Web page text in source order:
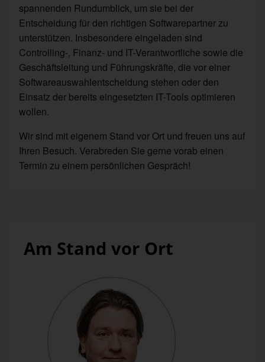
spannenden Rundumblick, um sie bei der
Entscheidung für den richtigen Softwarepartner zu
unterstützen. Insbesondere eingeladen sind
Controlling-, Finanz- und IT-Verantwortliche sowie die
Geschäftsleitung und Führungskräfte, die vor einer
Softwareauswahlentscheidung stehen oder den
Einsatz der bereits eingesetzten IT-Tools optimieren
wollen.
Wir sind mit eigenem Stand vor Ort und freuen uns auf
Ihren Besuch. Verabreden Sie gerne vorab einen
Termin zu einem persönlichen Gespräch!
Am Stand vor Ort